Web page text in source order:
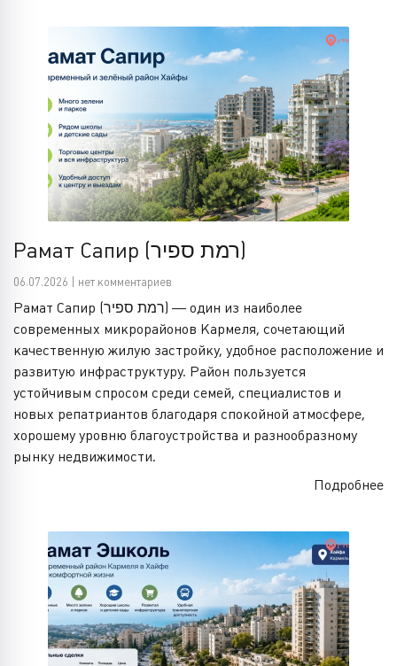
Рамат Сапир (רמת ספיר)
06.07.2026 | нет комментариев
Рамат Сапир (רמת ספיר) — один из наиболее
современных микрорайонов Кармеля, сочетающий
качественную жилую застройку, удобное расположение и
развитую инфраструктуру. Район пользуется
устойчивым спросом среди семей, специалистов и
новых репатриантов благодаря спокойной атмосфере,
хорошему уровню благоустройства и разнообразному
рынку недвижимости.
Подробнее